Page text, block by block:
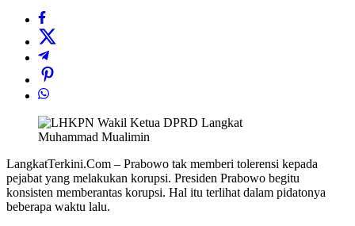
Muhammad Mualimin
LangkatTerkini.Com – Prabowo tak memberi tolerensi kepada
pejabat yang melakukan korupsi. Presiden Prabowo begitu
konsisten memberantas korupsi. Hal itu terlihat dalam pidatonya
beberapa waktu lalu.